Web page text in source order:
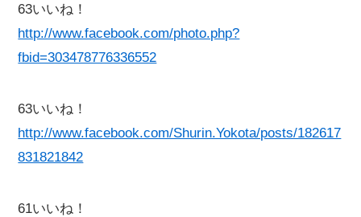
63いいね！
http://www.facebook.com/photo.php?
fbid=303478776336552
63いいね！
http://www.facebook.com/Shurin.Yokota/posts/182617
831821842
61いいね！